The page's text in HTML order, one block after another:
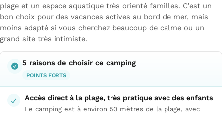
plage et un espace aquatique très orienté familles. C’est un
bon choix pour des vacances actives au bord de mer, mais
moins adapté si vous cherchez beaucoup de calme ou un
grand site très intimiste.
5 raisons de choisir ce camping
POINTS FORTS
Accès direct à la plage, très pratique avec des enfants
Le camping est à environ 50 mètres de la plage, avec